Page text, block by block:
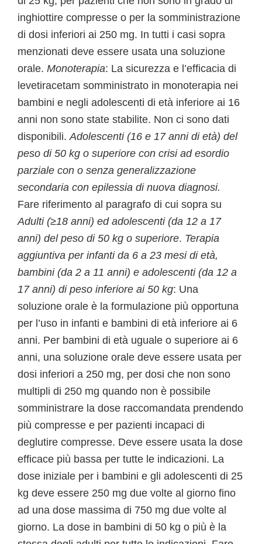
inghiottire compresse o per la somministrazione
di dosi inferiori ai 250 mg. In tutti i casi sopra
menzionati deve essere usata una soluzione
orale. Monoterapia: La sicurezza e l’efficacia di
levetiracetam somministrato in monoterapia nei
bambini e negli adolescenti di età inferiore ai 16
anni non sono state stabilite. Non ci sono dati
disponibili.Adolescenti (16 e 17 anni di età) del
peso di 50 kg o superiore con crisi ad esordio
parziale con o senza generalizzazione
secondaria con epilessia di nuova diagnosi.
Fare riferimento al paragrafo di cui sopra su
Adulti (≥18 anni) ed adolescenti (da 12 a 17
anni) del peso di 50 kg o superiore. Terapia
aggiuntiva per infanti da 6 a 23 mesi di età,
bambini (da 2 a 11 anni) e adolescenti (da 12 a
17 anni) di peso inferiore ai 50 kg: Una
soluzione orale è la formulazione più opportuna
per l’uso in infanti e bambini di età inferiore ai 6
anni. Per bambini di età uguale o superiore ai 6
anni, una soluzione orale deve essere usata per
dosi inferiori a 250 mg, per dosi che non sono
multipli di 250 mg quando non è possibile
somministrare la dose raccomandata prendendo
più compresse e per pazienti incapaci di
deglutire compresse. Deve essere usata la dose
efficace più bassa per tutte le indicazioni. La
dose iniziale per i bambini e gli adolescenti di 25
kg deve essere 250 mg due volte al giorno fino
ad una dose massima di 750 mg due volte al
giorno. La dose in bambini di 50 kg o più è la